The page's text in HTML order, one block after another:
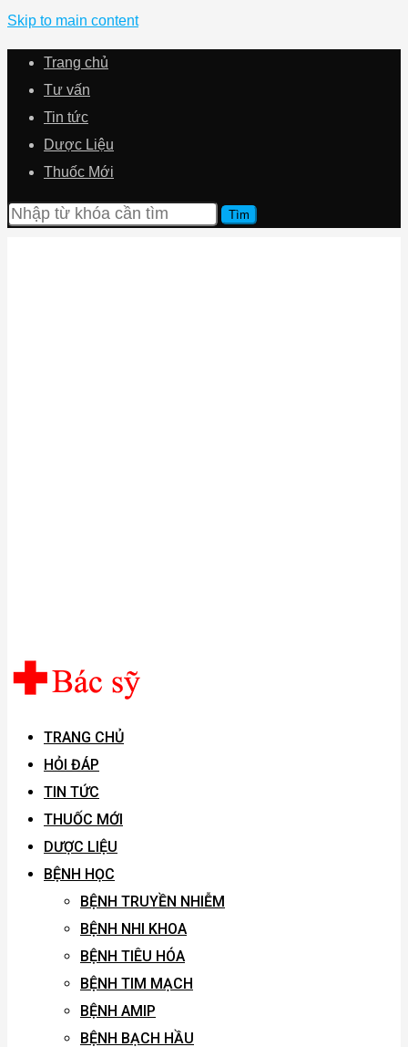
Skip to main content
Trang chủ
Tư vấn
Tin tức
Dược Liệu
Thuốc Mới
TRANG CHỦ
HỎI ĐÁP
TIN TỨC
THUỐC MỚI
DƯỢC LIỆU
BỆNH HỌC
BỆNH TRUYỀN NHIỄM
BỆNH NHI KHOA
BỆNH TIÊU HÓA
BỆNH TIM MẠCH
BỆNH AMIP
BỆNH BẠCH HẦU